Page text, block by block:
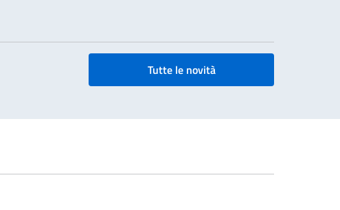
Tutte le novità